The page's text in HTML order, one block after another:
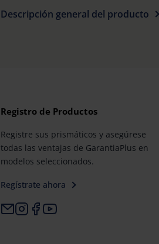
Descripción general del producto
Registro de Productos
Registre sus prismáticos y asegúrese
todas las ventajas de GarantiaPlus en
modelos seleccionados.
Regístrate ahora